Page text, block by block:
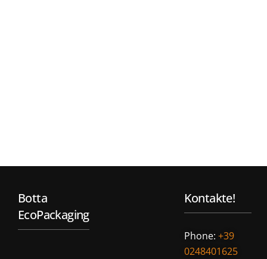
Botta
EcoPackaging
Kontakte!
Phone: +39
0248401625